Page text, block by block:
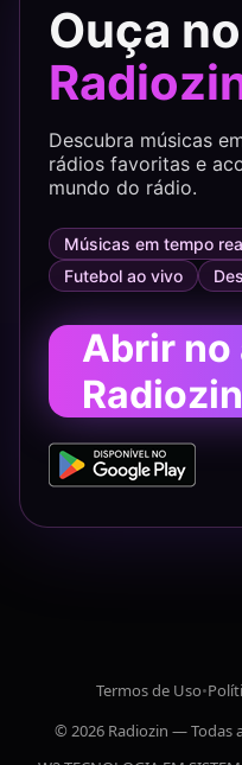
Ouça
Descubra músicas
rádios favoritas e
mundo do rádio.
Músicas em tempo
Futebol ao vivo
Abrir no
Radiozin
Termos de Uso•
© 2026 Radiozin — Todas